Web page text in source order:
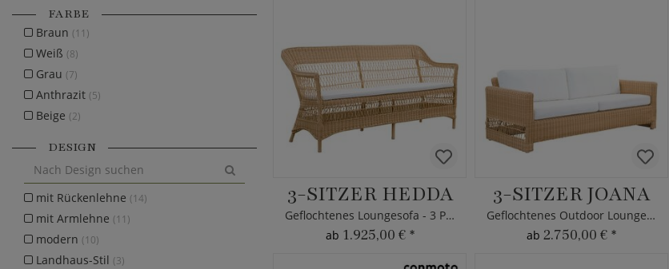
3-SITZER HEDDA
Geflochtenes Loungesofa - 3 Personen
ab 1.925,00 € *
3-SITZER JOANA
Geflochtenes Outdoor Loungesofa
ab 2.750,00 € *
FARBE
Braun (11)
Weiß (8)
Grau (7)
Anthrazit (5)
Beige (2)
DESIGN
mit Rückenlehne (14)
mit Armlehne (11)
modern (10)
Landhaus-Stil (3)